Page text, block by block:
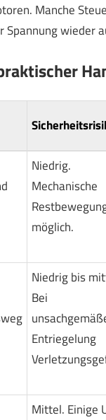
Manche
Spannung wieder
Niedrig.
Mechanische
möglich.
Niedrig bis
Bei
Entriegelung
Mittel. Einige